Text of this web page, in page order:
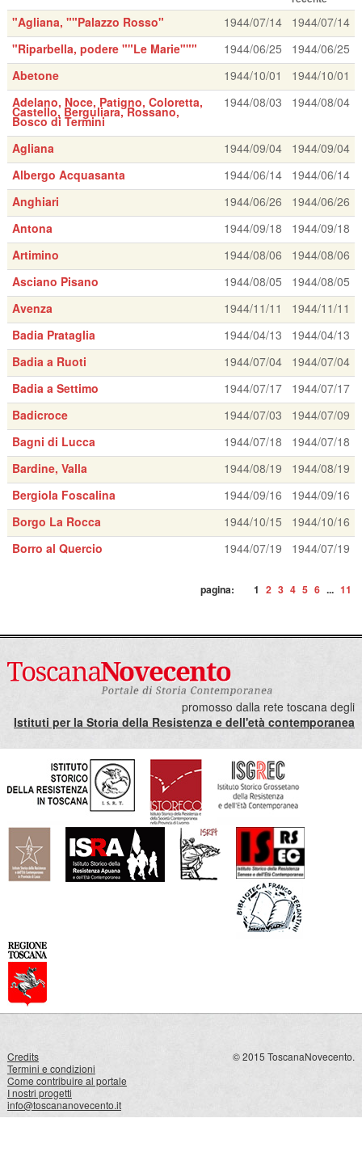
"Agliana, ""Palazzo Rosso" 1944/07/14
1944/07/14
"Riparbella, podere ""Le Marie"""
1944/06/25
1944/06/25
Abetone
1944/10/01
1944/10/01
Adelano, Noce, Patigno, Coloretta,
Castello, Berguliara, Rossano,
Bosco di Termini
1944/08/03 1944/08/04
Agliana 1944/09/04
1944/09/04
Albergo Acquasanta
1944/06/14
1944/06/14
Anghiari
1944/06/26
1944/06/26
Antona
1944/09/18
1944/09/18
Artimino
1944/08/06
1944/08/06
Asciano Pisano
1944/08/05
1944/08/05
Avenza
1944/11/11
1944/11/11
Badia Prataglia
1944/04/13
1944/04/13
Badia a Ruoti
1944/07/04
1944/07/04
Badia a Settimo
1944/07/17
1944/07/17
Badicroce
1944/07/03
1944/07/09
Bagni di Lucca
1944/07/18
1944/07/18
Bardine, Valla
1944/08/19
1944/08/19
Bergiola Foscalina
1944/09/16
1944/09/16
Borgo La Rocca
1944/10/15
1944/10/16
Borro al Quercio
1944/07/19 1944/07/19
pagina: 1 2 3 4 5 6 ... 11
promosso dalla rete toscana degli
Istituti per la Storia della Resistenza e dell'età contemporanea
Credits
Termini e condizioni
Come contribuire al portale
I nostri progetti
info@toscananovecento.it
© 2015 ToscanaNovecento.